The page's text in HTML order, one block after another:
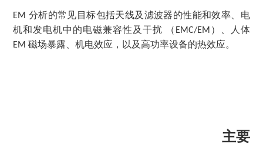
EM 分析的常见目标包括天线及滤波器的性能和效率、电
机和发电机中的电磁兼容性及干扰 （ EMC/EM ）、人体
EM磁场暴露、机电效应，以及高功率设备的热效应。
主要